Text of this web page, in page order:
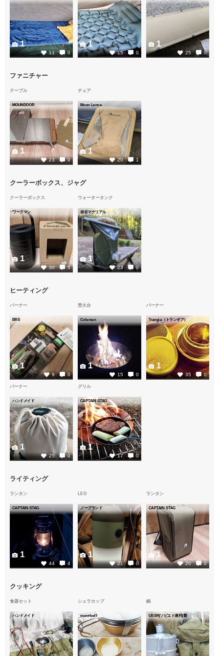
11 0
1
15 0
1
25 0
1
ファニチャー
テーブル
MOUNDOOR
23 0
1
チェア
Moon Lence
20 1
1
クーラーボックス、ジャグ
クーラーボックス
ワークマン
30 5
1
ウォータータンク
岩谷マテリアル
23 0
1
ヒーティング
バーナー
BRS
9 0
1
焚火台
Coleman
15 0
1
バーナー
Trangia（トランギア）
35 0
1
バーナー
ハンドメイド
25 0
1
グリル
CAPTAIN STAG
17 0
1
ライティング
ランタン
CAPTAIN STAG
44 4
1
LED
ノーブランド
21 0
1
ランタン
CAPTAIN STAG
20 0
1
クッキング
食器セット
ハンドメイド
シェラカップ
mont-bell
鍋
USSR(ソビエト連邦)製